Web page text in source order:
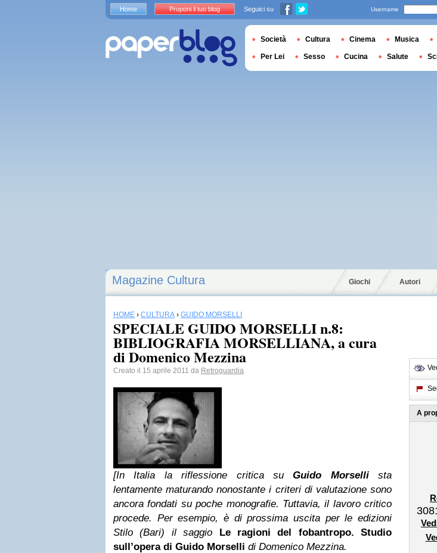
Magazine Cultura Giochi Autori
HOME › CULTURA › GUIDO MORSELLI
SPECIALE GUIDO MORSELLI n.8:
BIBLIOGRAFIA MORSELLIANA, a cura
di Domenico Mezzina
Creato il 15 aprile 2011 da Retroguardia
[In Italia la riflessione critica suGuido Morsellista
lentamente maturando nonostante i criteri di valutazione sono
ancora fondati su poche monografie. Tuttavia, il lavoro critico
procede. Per esempio, è di prossima uscita per le edizioni
Stilo (Bari) il saggio Le ragioni del fobantropo. Studio
sull’opera di Guido Morselli di Domenico Mezzina.
A
Home Proponi il tuo blog Seguici su Username
Società Cultura Cinema Musica
Per Lei Sesso Cucina Salute